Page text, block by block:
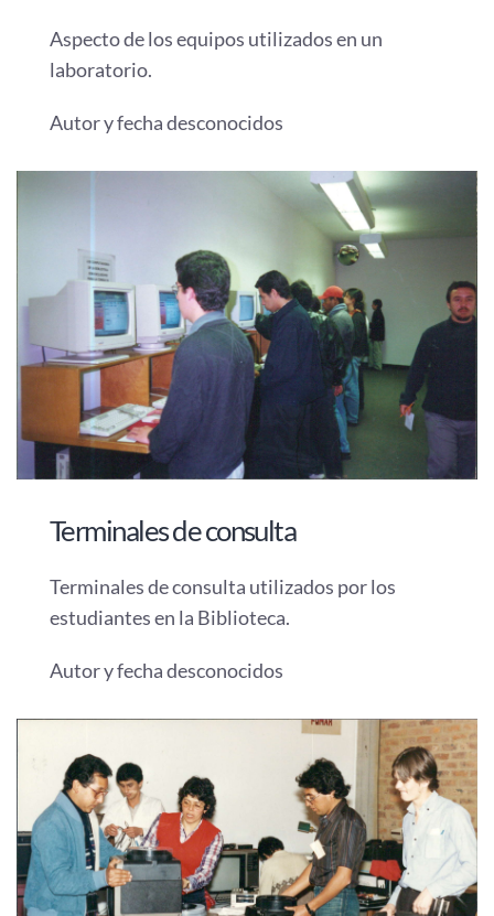
Aspecto de los equipos utilizados en un
laboratorio.
Autor y fecha desconocidos
Terminales de consulta
Terminales de consulta utilizados por los
estudiantes en la Biblioteca.
Autor y fecha desconocidos